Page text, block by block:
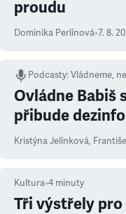
proudu
Dominika Perlínová•7. 8.
Podcasty:Vládneme,
Ovládne Babiš
přibude
Kristýna Jelínková,
Kultura•4 minuty
Tři výstřely pro